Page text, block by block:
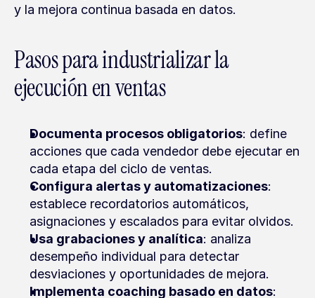
y la mejora continua basada en datos.
Pasos para industrializar la
ejecución en ventas
Documenta procesos obligatorios: define
acciones que cada vendedor debe ejecutar en
cada etapa del ciclo de ventas.
Configura alertas y automatizaciones:
establece recordatorios automáticos,
asignaciones y escalados para evitar olvidos.
Usa grabaciones y analítica: analiza
desempeño individual para detectar
desviaciones y oportunidades de mejora.
Implementa coaching basado en datos: